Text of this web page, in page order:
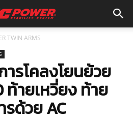
TWIN ARMS
รโคลงโยนย้วย
ท้ายเหวี่ยง ท้าย
รด้วย AC